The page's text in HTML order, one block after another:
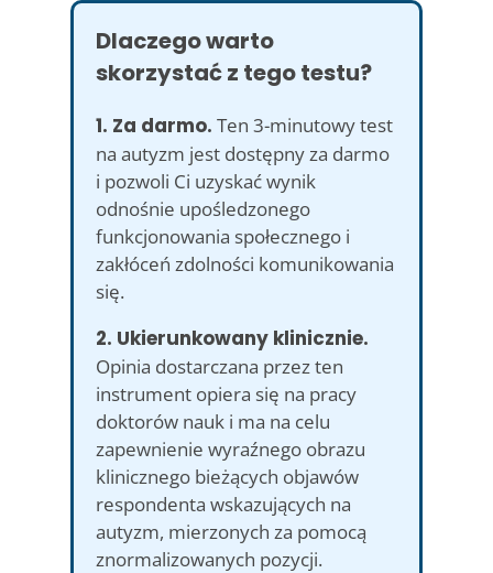
Dlaczego warto
skorzystać z tego testu?
1. Za darmo. Ten 3-minutowy test
na autyzm jest dostępny za darmo
i pozwoli Ci uzyskać wynik
odnośnie upośledzonego
funkcjonowania społecznego i
zakłóceń zdolności komunikowania
się.
2. Ukierunkowany klinicznie.
Opinia dostarczana przez ten
instrument opiera się na pracy
doktorów nauk i ma na celu
zapewnienie wyraźnego obrazu
klinicznego bieżących objawów
respondenta wskazujących na
autyzm, mierzonych za pomocą
znormalizowanych pozycji.